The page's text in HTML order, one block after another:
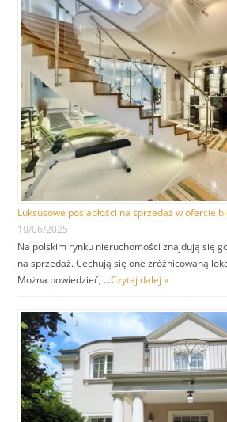
Luksusowe posiadłości na sprzedaż w ofercie
10/06/2025
Na polskim rynku nieruchomości znajdują się
na sprzedaż. Cechują się one zróżnicowaną
Można powiedzieć, …Czytaj dalej »